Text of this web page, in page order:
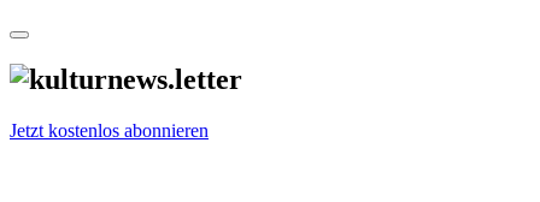
Jetzt kostenlos abonnieren